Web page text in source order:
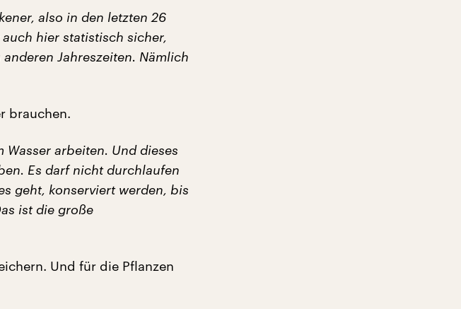
also in den letzten 26
hier statistisch sicher,
Jahreszeiten. Nämlich
brauchen.
Wasser arbeiten. Und dieses
Es darf nicht durchlaufen
geht, konserviert werden, bis
ist die große
Und für die Pflanzen